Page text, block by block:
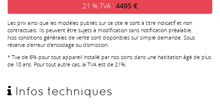
21 % TVA : 4495 €
Les prix ainsi que les modèles publiés sur ce site le sont à titre indicatif et non
contractuels. Ils peuvent être sujets à modification sans notification préalable.
Nos conditions générales de vente sont disponibles sur simple demande. Sous
réserve d'erreur d'encodage ou d'omission.
* Tva de 6% pour tout appareil installé par nos soins dans une habitation âgé de plus
de 10 ans. Pour tout autre cas, la TVA est de 21%.
Infos techniques